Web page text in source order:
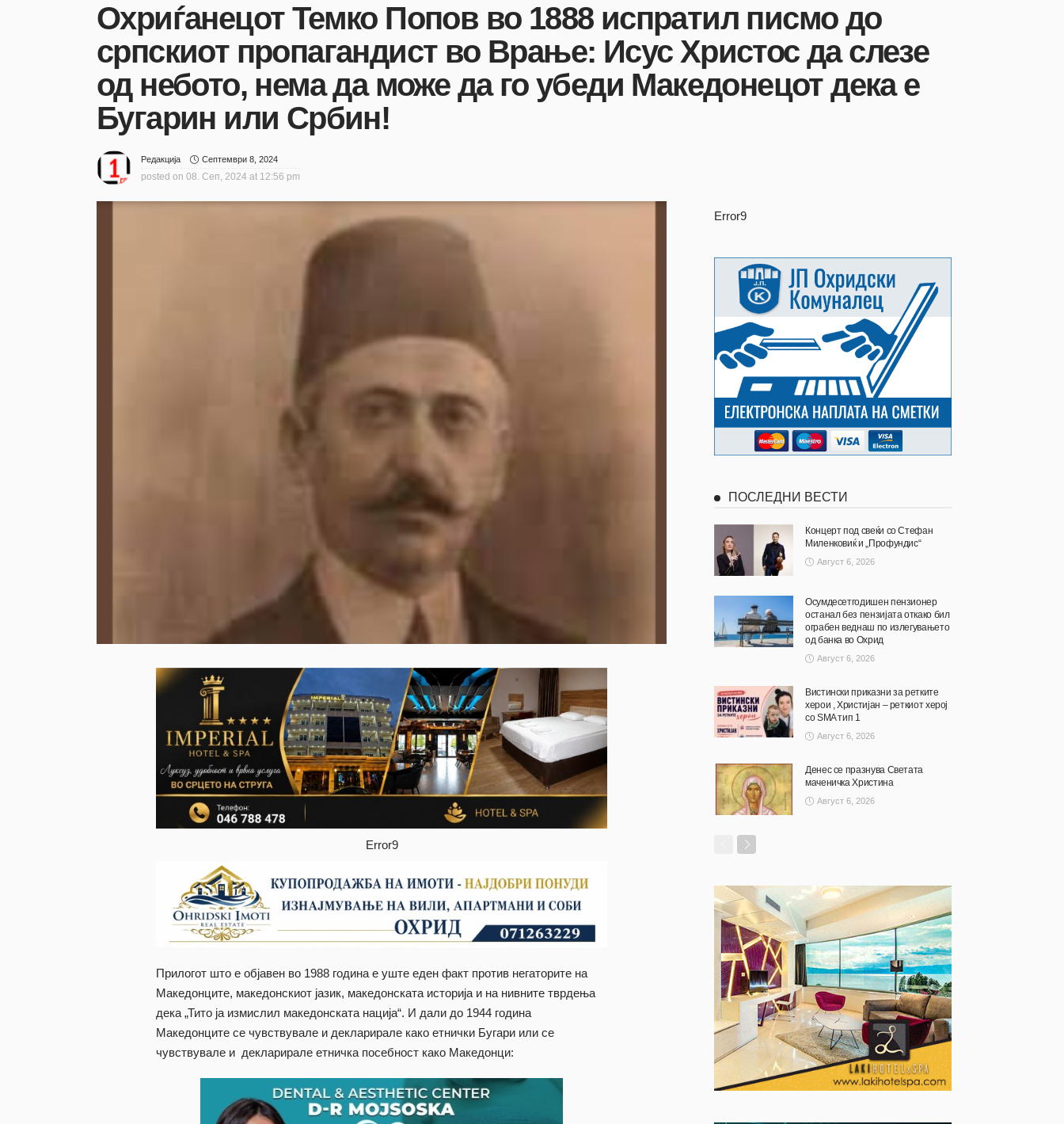
Охриѓанецот Темко Попов во 1888 испратил писмо до
српскиот пропагандист во Врање: Исус Христос да слезе
од небото, нема да може да го убеди Македонецот дека е
Бугарин или Србин!
Редакција Септември 8, 2024
posted on 08. Сеп, 2024 at 12:56 pm
Error9
Прилогот што е објавен во 1988 година е уште еден факт против негаторите на
Македонците, македонскиот јазик, македонската историја и на нивните тврдења
дека „Тито ја измислил македонската нација“. И дали до 1944 година
Македонците се чувствувале и декларирале како етнички Бугари или се
чувствувале и декларирале етничка посебност како Македонци:
Error9
ПОСЛЕДНИ ВЕСТИ
Концерт под свеќи со Стефан
Миленковиќ и „Профундис“
Август 6, 2026
Осумдесетгодишен пензионер
останал без пензијата откако бил
ограбен веднаш по излегувањето
од банка во Охрид
Август 6, 2026
Вистински приказни за ретките
херои , Христијан – реткиот херој
со SMA тип 1
Август 6, 2026
Денес се празнува Светата
маченичка Христина
Август 6, 2026